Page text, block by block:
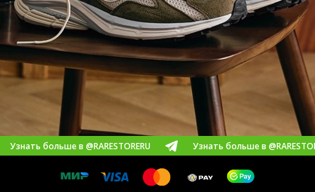
в @RARESTORERU Узнать больше в @RARESTORERU